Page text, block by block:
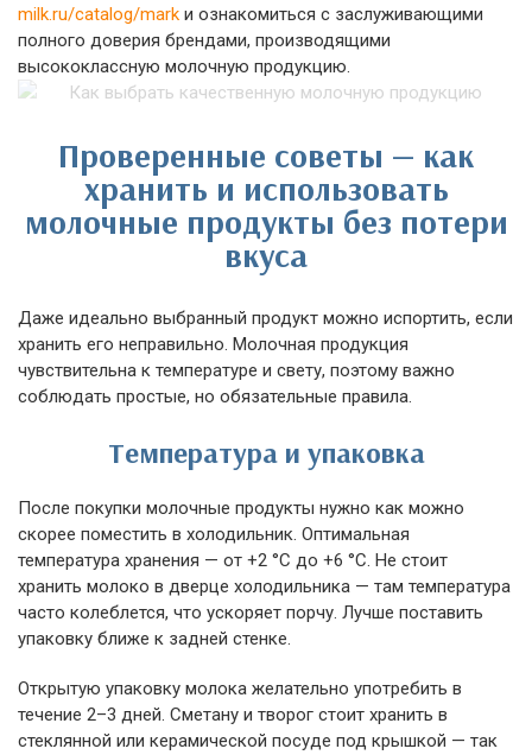
milk.ru/catalog/mark и ознакомиться с заслуживающими
полного доверия брендами, производящими
высококлассную молочную продукцию.
Проверенные советы — как
хранить и использовать
молочные продукты без потери
вкуса
Даже идеально выбранный продукт можно испортить, если
хранить его неправильно. Молочная продукция
чувствительна к температуре и свету, поэтому важно
соблюдать простые, но обязательные правила.
Температура и упаковка
После покупки молочные продукты нужно как можно
скорее поместить в холодильник. Оптимальная
температура хранения — от +2 °C до +6 °C. Не стоит
хранить молоко в дверце холодильника — там температура
часто колеблется, что ускоряет порчу. Лучше поставить
упаковку ближе к задней стенке.
Открытую упаковку молока желательно употребить в
течение 2–3 дней. Сметану и творог стоит хранить в
стеклянной или керамической посуде под крышкой — так